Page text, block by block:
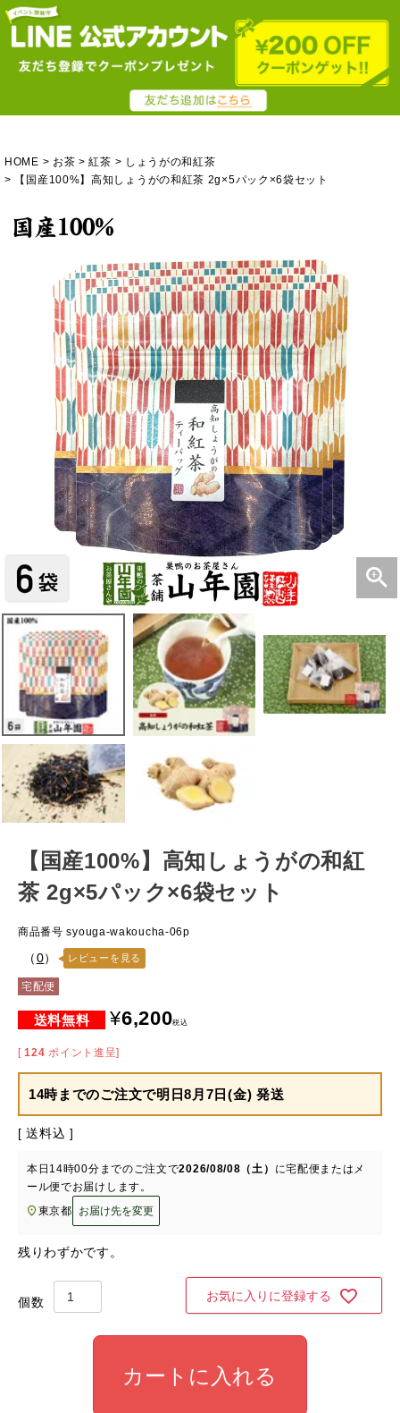
HOME お茶 紅茶
しょうがの和紅茶
【国産100%】高知しょうがの和紅茶 2g×5パック×6袋セット
【国産100%】高知しょうがの和紅
茶 2g×5パック×6袋セット
商品番号 syouga-wakoucha-06p
（0） レビューを見る
宅配便
¥6,200税込
[ 124 ポイント進呈]
14時までのご注文で明日8月7日(金) 発送
送料込
本日 14時00分 までのご注文で2026/08/08（土） に宅配便またはメ
ール便でお届けします。
東京都
お届け先を変更
残りわずかです。
お気に入りに登録する
カートに入れる